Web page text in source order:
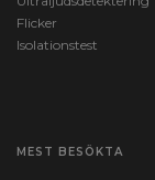
Flicker
Isolationstest
MEST BESÖKTA